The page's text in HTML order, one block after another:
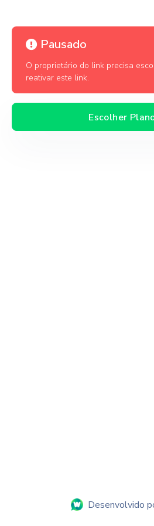
Pausado
O proprietário do link precisa
reativar este link.
Escolher
Desenvolvido